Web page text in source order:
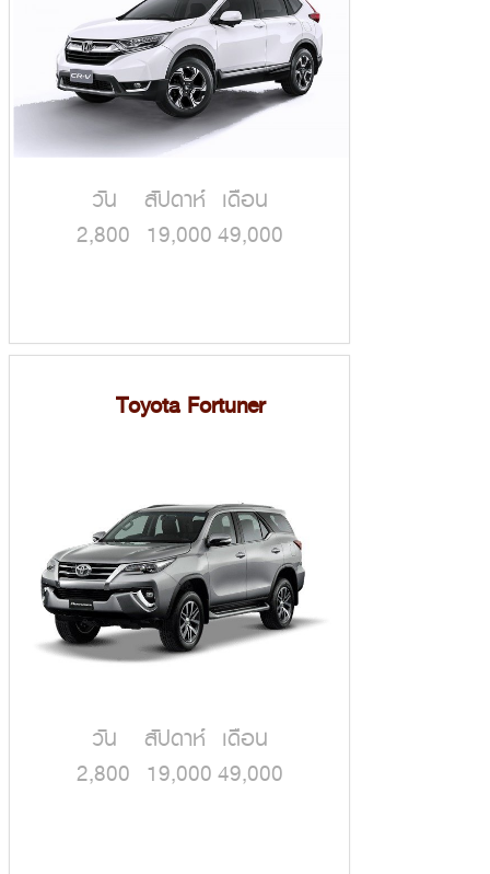
วัน สัปดาห์ เดือน
2,800 19,000 49,000
Toyota Fortuner
วัน สัปดาห์ เดือน
2,800 19,000 49,000